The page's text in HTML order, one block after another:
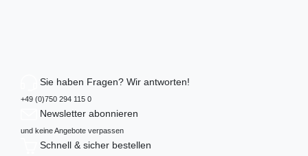
Sie haben Fragen? Wir antworten!
+49 (0)750 294 115 0
Newsletter abonnieren
und keine Angebote verpassen
Schnell & sicher bestellen